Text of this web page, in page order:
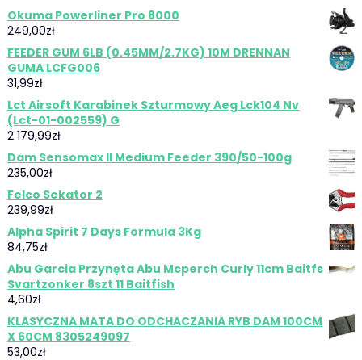
Okuma Powerliner Pro 8000
249,00zł
FEEDER GUM 6LB (0.45MM/2.7KG) 10M DRENNAN
GUMA LCFG006
31,99zł
Lct Airsoft Karabinek Szturmowy Aeg Lck104 Nv
(Lct-01-002559) G
2 179,99zł
Dam Sensomax II Medium Feeder 390/50-100g
235,00zł
Felco Sekator 2
239,99zł
Alpha Spirit 7 Days Formula 3Kg
84,75zł
Abu Garcia Przynęta Abu Mcperch Curly 11cm Baitfs
Svartzonker 8szt 11 Baitfish
4,60zł
KLASYCZNA MATA DO ODCHACZANIA RYB DAM 100CM
X 60CM 8305249097
53,00zł